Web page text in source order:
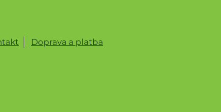
Doprava a platba